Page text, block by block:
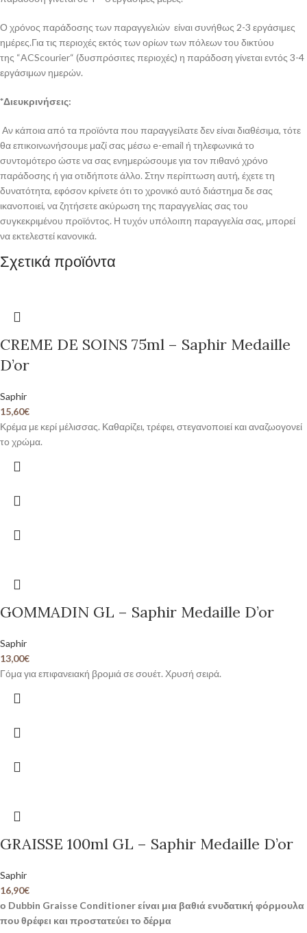
Ο χρόνος παράδοσης των παραγγελιών είναι συνήθως 2-3 εργάσιμες
ημέρες.Για τις περιοχές εκτός των ορίων των πόλεων του δικτύου
της “ACScourier“ (δυσπρόσιτες περιοχές) η παράδοση γίνεται εντός 3-4
εργάσιμων ημερών.
*Διευκρινήσεις:
Αν κάποια από τα προϊόντα που παραγγείλατε δεν είναι διαθέσιμα, τότε
θα επικοινωνήσουμε μαζί σας μέσω e-email ή τηλεφωνικά το
συντομότερο ώστε να σας ενημερώσουμε για τον πιθανό χρόνο
παράδοσης ή για οτιδήποτε άλλο. Στην περίπτωση αυτή, έχετε τη
δυνατότητα, εφόσον κρίνετε ότι το χρονικό αυτό διάστημα δε σας
ικανοποιεί, να ζητήσετε ακύρωση της παραγγελίας σας του
συγκεκριμένου προϊόντος. Η τυχόν υπόλοιπη παραγγελία σας, μπορεί
να εκτελεστεί κανονικά.
Σχετικά προϊόντα
CREME DE SOINS 75ml – Saphir Medaille
D’or
Saphir
15,60€
Κρέμα με κερί μέλισσας. Καθαρίζει, τρέφει, στεγανοποιεί και αναζωογονεί
το χρώμα.
GOMMADIN GL – Saphir Medaille D’or
Saphir
13,00€
Γόμα για επιφανειακή βρομιά σε σουέτ. Χρυσή σειρά.
GRAISSE 100ml GL – Saphir Medaille D’or
Saphir
16,90€
ο Dubbin Graisse Conditioner είναι μια βαθιά ενυδατική φόρμουλα
που θρέφει και προστατεύει το δέρμα